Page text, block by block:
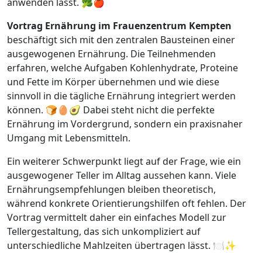
anwenden lässt. 🥦🍎
Vortrag Ernährung im Frauenzentrum Kempten
beschäftigt sich mit den zentralen Bausteinen einer
ausgewogenen Ernährung. Die Teilnehmenden
erfahren, welche Aufgaben Kohlenhydrate, Proteine
und Fette im Körper übernehmen und wie diese
sinnvoll in die tägliche Ernährung integriert werden
können. 🍞🥚🥑 Dabei steht nicht die perfekte
Ernährung im Vordergrund, sondern ein praxisnaher
Umgang mit Lebensmitteln.
Ein weiterer Schwerpunkt liegt auf der Frage, wie ein
ausgewogener Teller im Alltag aussehen kann. Viele
Ernährungsempfehlungen bleiben theoretisch,
während konkrete Orientierungshilfen oft fehlen. Der
Vortrag vermittelt daher ein einfaches Modell zur
Tellergestaltung, das sich unkompliziert auf
unterschiedliche Mahlzeiten übertragen lässt. 🍽️✨